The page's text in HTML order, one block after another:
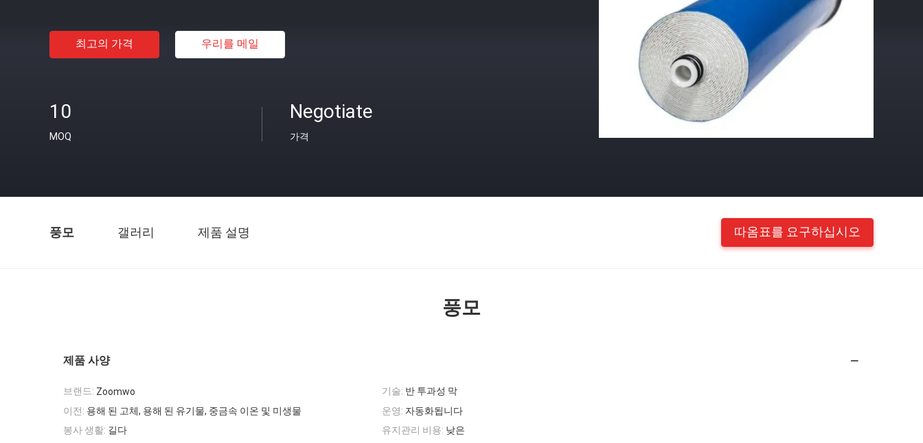
최고의 가격 우리를 메일
10
MOQ
Negotiate
가격
풍모 갤러리 제품 설명 따옴표를 요구하십시오
풍모
제품 사양
브랜드: Zoomwo 기술: 반 투과성 막
이전: 용해 된 고체, 용해 된 유기물, 중금속 이온 및 미생물 운영: 자동화됩니다
봉사 생활: 길다 유지관리 비용: 낮은